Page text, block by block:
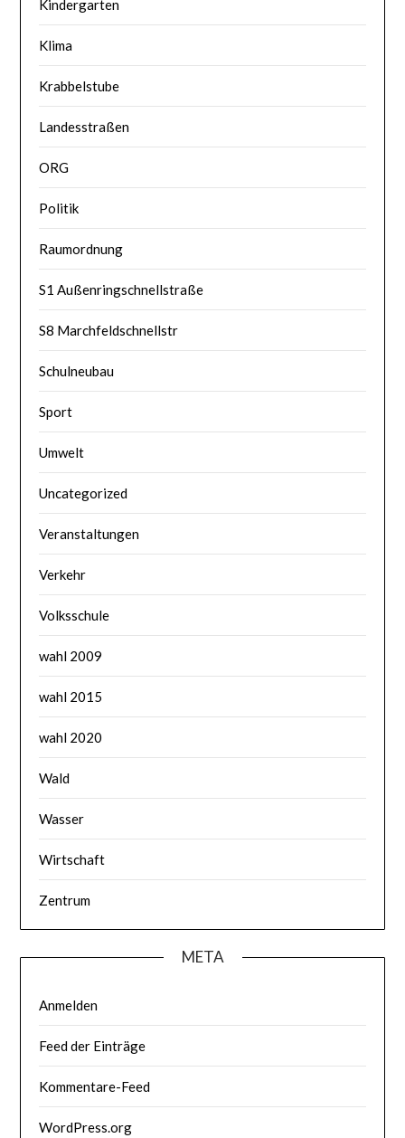
Kindergarten
Klima
Krabbelstube
Landesstraßen
ORG
Politik
Raumordnung
S1 Außenringschnellstraße
S8 Marchfeldschnellstr
Schulneubau
Sport
Umwelt
Uncategorized
Veranstaltungen
Verkehr
Volksschule
wahl 2009
wahl 2015
wahl 2020
Wald
Wasser
Wirtschaft
Zentrum
META
Anmelden
Feed der Einträge
Kommentare-Feed
WordPress.org